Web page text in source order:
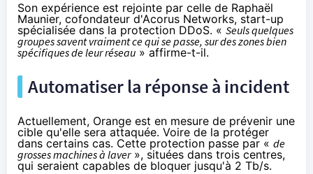
Son expérience est rejointe par celle de Raphaël
Maunier, cofondateur d'Acorus Networks, start-up
spécialisée dans la protection DDoS. « Seuls quelques
groupes savent vraiment ce qui se passe, sur des zones bien
spécifiques de leur réseau » affirme-t-il.
Automatiser la réponse à incident
Actuellement, Orange est en mesure de prévenir une
cible qu'elle sera attaquée. Voire de la protéger
dans certains cas. Cette protection passe par « de
grosses machines à laver», situées dans trois centres,
qui seraient capables de bloquer jusqu'à 2 Tb/s.